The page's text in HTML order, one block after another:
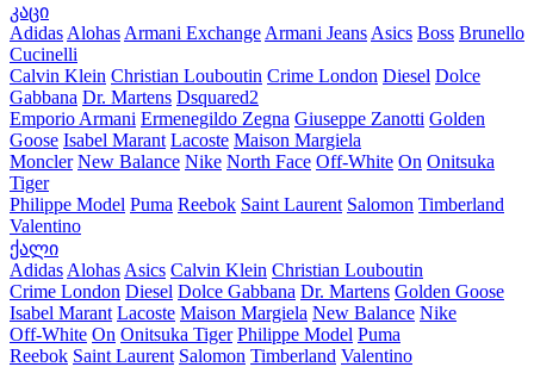
კაცი
Adidas Alohas Armani Exchange Armani Jeans Asics Boss Brunello
Cucinelli
Calvin Klein Christian Louboutin Crime London Diesel Dolce
Gabbana Dr. Martens Dsquared2
Emporio Armani Ermenegildo Zegna Giuseppe Zanotti Golden
Goose Isabel Marant Lacoste Maison Margiela
Moncler New Balance Nike North Face Off-White On Onitsuka
Tiger
Philippe Model Puma Reebok Saint Laurent Salomon Timberland
Valentino
ქალი
Adidas Alohas Asics Calvin Klein Christian Louboutin
Crime London Diesel Dolce Gabbana Dr. Martens Golden Goose
Isabel Marant Lacoste Maison Margiela New Balance Nike
Off-White On Onitsuka Tiger Philippe Model Puma
Reebok Saint Laurent Salomon Timberland Valentino